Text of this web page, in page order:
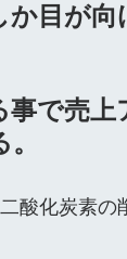
か目が
事で売
酸化炭素の